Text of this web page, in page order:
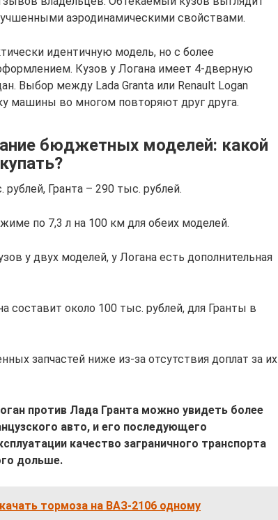
аэродинамическими свойствами.
идентичную модель, но с более
Кузов у Логана имеет 4-дверную
Выбор между Lada Granta или Renault Logan
машины во многом повторяют друг друга.
бюджетных моделей: какой
Гранта – 290 тыс. рублей.
по 7,3 л на 100 км для обеих моделей.
у двух моделей, у Логана есть дополнительная
составит около 100 тыс. рублей, для Гранты в
запчастей ниже из-за отсутствия доплат за их
против Лада Гранта можно увидеть более
авто, и его последующего
качество заграничного транспорта
дольше.
тормоза на ВАЗ-2106 одному